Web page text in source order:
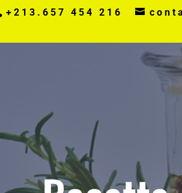
+213.657 454 216